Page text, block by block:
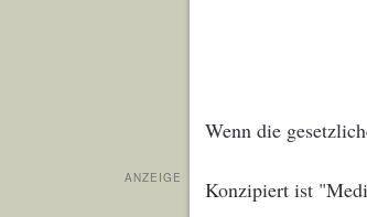
Wenn die
Konzipiert ist
ANZEIGE